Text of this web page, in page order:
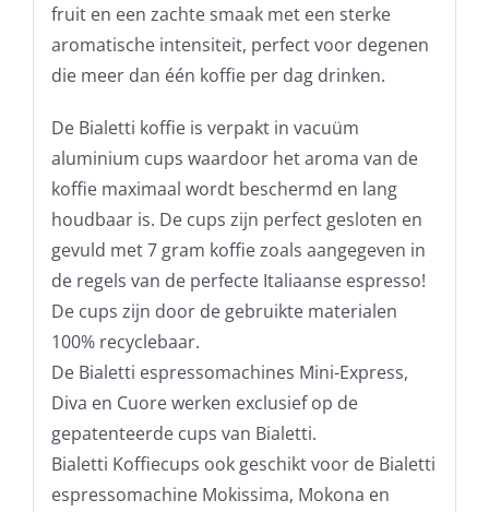
fruit en een zachte smaak met een sterke
aromatische intensiteit, perfect voor degenen
die meer dan één koffie per dag drinken.
De Bialetti koffie is verpakt in vacuüm
aluminium cups waardoor het aroma van de
koffie maximaal wordt beschermd en lang
houdbaar is. De cups zijn perfect gesloten en
gevuld met 7 gram koffie zoals aangegeven in
de regels van de perfecte Italiaanse espresso!
De cups zijn door de gebruikte materialen
100% recyclebaar.
De Bialetti espressomachines Mini-Express,
Diva en Cuore werken exclusief op de
gepatenteerde cups van Bialetti.
Bialetti Koffiecups ook geschikt voor de Bialetti
espressomachine Mokissima, Mokona en